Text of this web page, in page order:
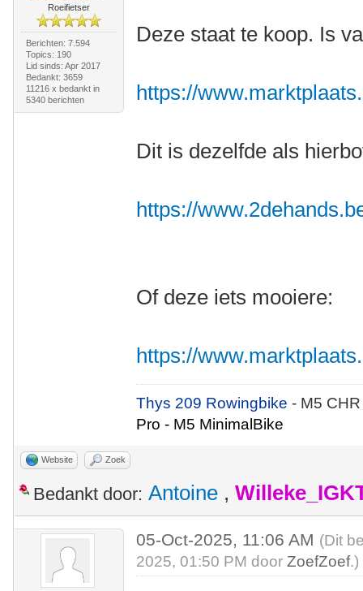
Roeifietser
Berichten: 7.594
Topics: 190
Lid sinds: Apr 2017
Bedankt: 3659
11216 x bedankt in
5340 berichten
Deze staat te koop. Is
https://
Dit is dezelfde als
https://
Of deze iets mooiere:
https://
Thys 209 Rowingbike- M5
Pro - M5 MinimalBike
Website Zoek
Bedankt door: Antoine ,
05-Oct-2025, 11:06 AM (Dit
2025, 01:50 PM doorZoefZoef.)